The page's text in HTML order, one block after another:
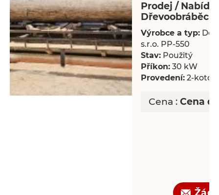
Prodej /
Dřevoobráběcí
Výrobce a typ:
s.r.o. PP-550
Stav: Použitý
Příkon: 30 kW
Provedení: 2-
Cena : Cena